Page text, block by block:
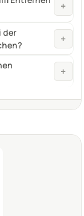
+
der
+
+